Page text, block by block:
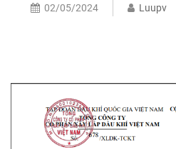
02/05/2024 Luupv